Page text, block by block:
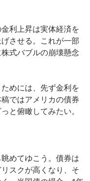
利上昇は実体経済を
させる。これが一部
式バブルの崩壊懸念
めには、先ず金利を
ではアメリカの債券
と俯瞰してみたい。
めてゆこう。債券は
スクが高くなり、そ